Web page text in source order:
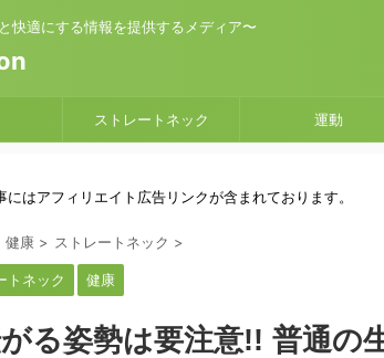
快適にする情報を提供するメディア〜
ストレートネック 運動
にはアフィリエイト広告リンクが含まれております。
健康 > ストレートネック >
トネック 健康
る姿勢は要注意!! 普通の